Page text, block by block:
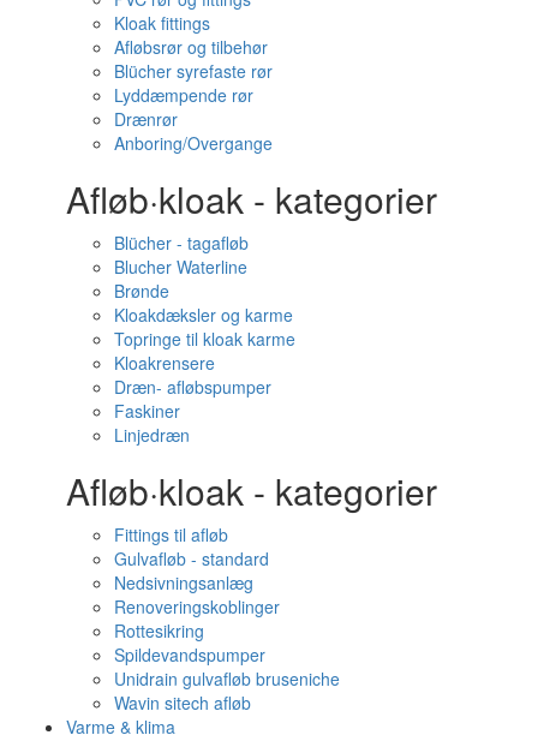
Kloak fittings
Afløbsrør og tilbehør
Blücher syrefaste rør
Lyddæmpende rør
Drænrør
Anboring/Overgange
Afløb·kloak - kategorier
Blücher - tagafløb
Blucher Waterline
Brønde
Kloakdæksler og karme
Topringe til kloak karme
Kloakrensere
Dræn- afløbspumper
Faskiner
Linjedræn
Afløb·kloak - kategorier
Fittings til afløb
Gulvafløb - standard
Nedsivningsanlæg
Renoveringskoblinger
Rottesikring
Spildevandspumper
Unidrain gulvafløb bruseniche
Wavin sitech afløb
Varme & klima